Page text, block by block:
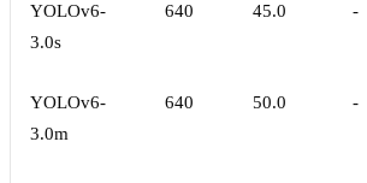
YOLOv6-
3.0s
640 45.0 -
YOLOv6-
3.0m
640 50.0 -